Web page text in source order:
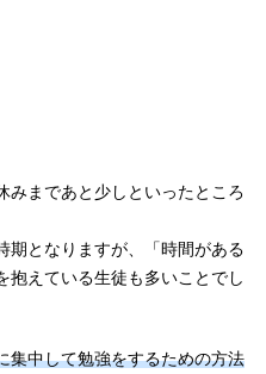
みまであと少しといったところ
期となりますが、「時間がある
抱えている生徒も多いことでし
集中して勉強をするための方法